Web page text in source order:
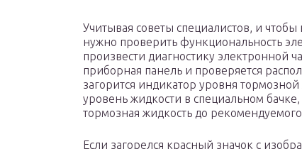
Учитывая советы специалистов, и
нужно проверить функциональность
произвести диагностику электронной
приборная панель и проверяется
загорится индикатор уровня
уровень жидкости в специальном бачке,
тормозная жидкость до рекомендуемого
Если загорелся красный значок с